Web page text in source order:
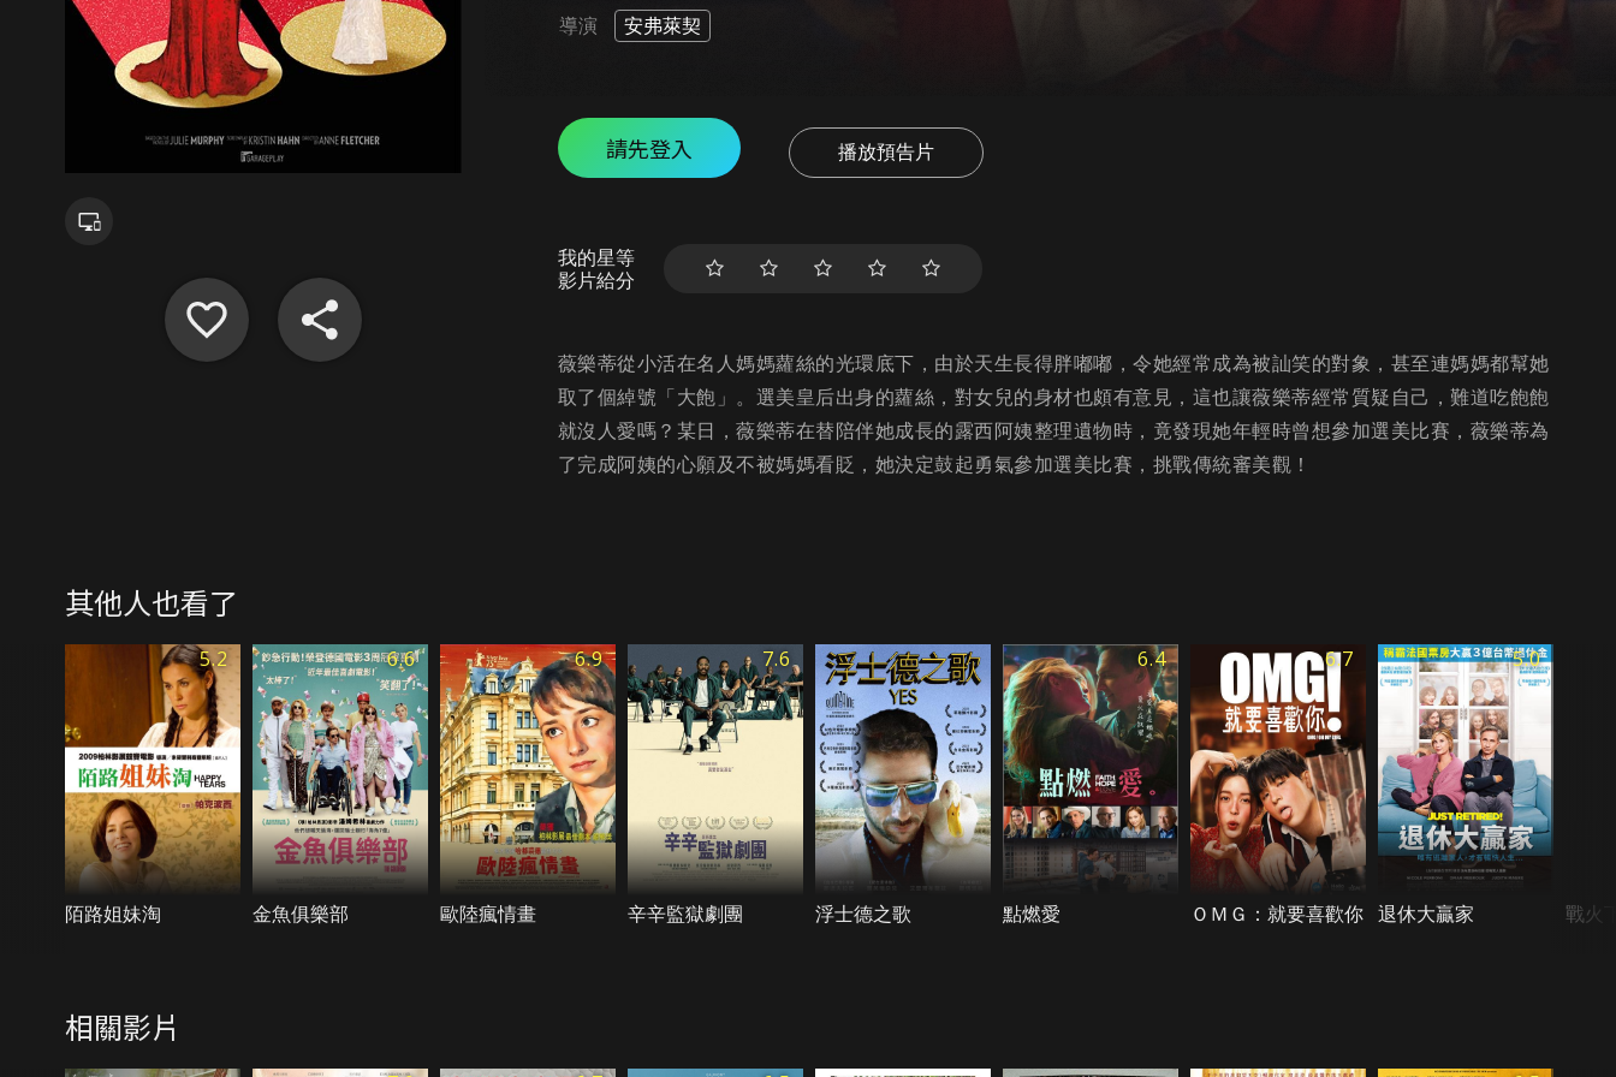
導演 安弗萊契
請先登入 播放預告片
我的星等
影片給分
薇樂蒂從小活在名人媽媽蘿絲的光環底下，由於天生長得胖嘟嘟，令她經常成為被訕笑的對象，甚至連媽媽都幫她
取了個綽號「大飽」。選美皇后出身的蘿絲，對女兒的身材也頗有意見，這也讓薇樂蒂經常質疑自己，難道吃飽飽
就沒人愛嗎？某日，薇樂蒂在替陪伴她成長的露西阿姨整理遺物時，竟發現她年輕時曾想參加選美比賽，薇樂蒂為
了完成阿姨的心願及不被媽媽看貶，她決定鼓起勇氣參加選美比賽，挑戰傳統審美觀！
其他人也看了
5.2
陌路姐妹淘
6.6
金魚俱樂部
6.9
歐陸瘋情畫
7.6
辛辛監獄劇團 浮士德之歌
6.4
點燃愛
6.7
ＯＭＧ：就要喜歡你
5.0
退休大贏家 戰火
相關影片